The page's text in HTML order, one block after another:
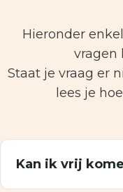
Hieronder
vragen
Staat je vraag er
lees je
Kan ik vrij